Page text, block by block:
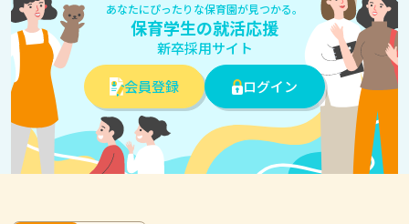
あなたにぴったりな保育園が見つかる。
保育学生の就活応援
新卒採用サイト
会員登録
ログイン